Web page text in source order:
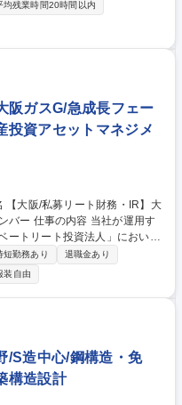
（整圧器・バルブ類）、住宅設
、新規提案営業（既存顧客から
類作成、システム入力 ・日常
事の情報収集 〇主要取引先：
宅設備機器取扱店 〇営業エリ
当制 募集職種 【東
鋼G/年休125日/福利厚生◎
均残業時間20時間以内
阪ガスG/急成長フェー
投資アセットマネジメ
運用す
ートリート投資法人」におい
す。 採用後はすぐに大阪ガス都
調達・ロー
務方針の企画・立案 ■投資家
法人・会計事務所対応 ■予算実
機関運営に関する業務 募集
G/急成長フェーズを動かす中
短勤務あり
退職金あり
装自由
/S造中心/鋼構造・免
構造設計